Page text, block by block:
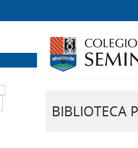
BIBLIOTECA